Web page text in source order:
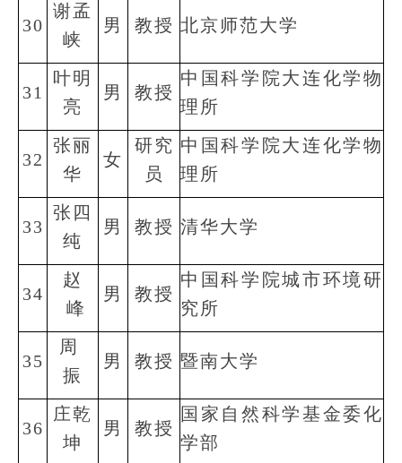
30
谢孟
峡
男 教授 北京师范大学
31
叶明
亮
男 教授
中国科学院大连化学物
理所
32
张丽
华
女
研究
员
中国科学院大连化学物
理所
33
张四
纯
男 教授 清华大学
34
赵
峰
男 教授
中国科学院城市环境研
究所
35
周
振
男 教授 暨南大学
36
庄乾
坤
男 教授
国家自然科学基金委化
学部